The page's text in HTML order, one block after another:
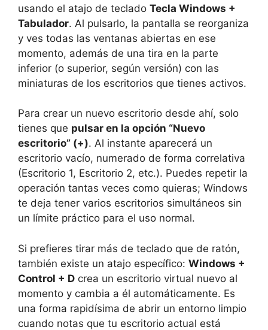
usando el atajo de teclado Tecla Windows +
Tabulador. Al pulsarlo, la pantalla se reorganiza
y ves todas las ventanas abiertas en ese
momento, además de una tira en la parte
inferior (o superior, según versión) con las
miniaturas de los escritorios que tienes activos.
Para crear un nuevo escritorio desde ahí, solo
tienes que pulsar en la opción “Nuevo
escritorio” (+). Al instante aparecerá un
escritorio vacío, numerado de forma correlativa
(Escritorio 1, Escritorio 2, etc.). Puedes repetir la
operación tantas veces como quieras; Windows
te deja tener varios escritorios simultáneos sin
un límite práctico para el uso normal.
Si prefieres tirar más de teclado que de ratón,
también existe un atajo específico: Windows +
Control + D crea un escritorio virtual nuevo al
momento y cambia a él automáticamente. Es
una forma rapidísima de abrir un entorno limpio
cuando notas que tu escritorio actual está